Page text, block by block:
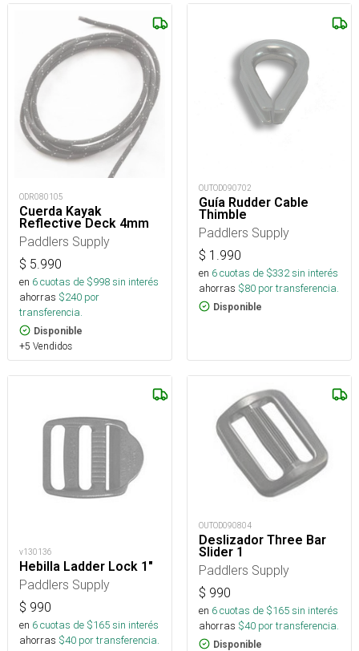
ODR080105
Cuerda Kayak
Reflective Deck 4mm
Paddlers Supply
$ 5.990
en 6cuotas de $998sin interés
ahorras $240 por
transferencia.
Disponible
+5 Vendidos
OUTOD090702
Guía Rudder Cable
Thimble
Paddlers Supply
$ 1.990
en 6cuotas de $332sin interés
ahorras $80 por transferencia.
Disponible
v130136
Hebilla Ladder Lock 1"
Paddlers Supply
$ 990
en 6cuotas de $165sin interés
ahorras $40 por transferencia.
OUTOD090804
Deslizador Three Bar
Slider 1
Paddlers Supply
$ 990
en 6cuotas de $165sin interés
ahorras $40 por transferencia.
Disponible